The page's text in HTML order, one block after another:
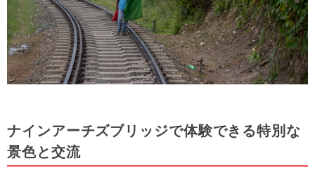
ナインアーチズブリッジで体験できる特別な
景色と交流